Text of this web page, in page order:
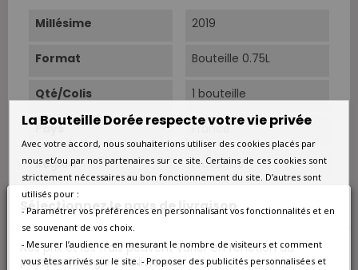
Sélectionnez le pays de livraison
Nos prix et les frais peuvent varier en fonction du
pays/de la région de livraison.
Millésime 2019
Format Bouteille 0.75L
Qté/Colis 1 bouteille
Pays France
Région Provence
Appellation
Couleur
La Bouteille Dorée respecte votre vie privée
Avec votre accord, nous souhaiterions utiliser des cookies placés par
nous et/ou par nos partenaires sur ce site. Certains de ces cookies sont
strictement nécessaires au bon fonctionnement du site. D’autres sont
utilisés pour :
- Paramétrer vos préférences en personnalisant vos fonctionnalités et en
se souvenant de vos choix.
- Mesurer l’audience en mesurant le nombre de visiteurs et comment
vous êtes arrivés sur le site. - Proposer des publicités personnalisées et